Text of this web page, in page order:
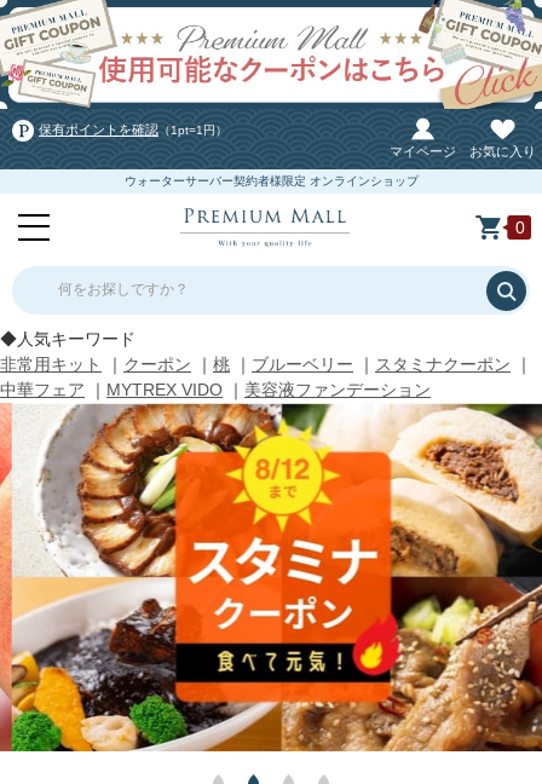
保有ポイントを確認 （1pt=1円）
マイページ お気に入り
ウォーターサーバー契約者様限定 オンラインショップ
0
何をお探しですか？
◆人気キーワード
非常用キット
｜ クーポン ｜ 桃 ｜ ブルーベリー ｜ スタミナクーポン ｜
中華フェア ｜ MYTREX VIDO ｜ 美容液ファンデーション